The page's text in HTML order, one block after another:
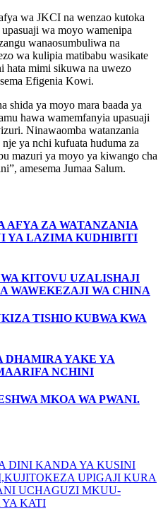
wa JKCI na wenzao kutoka
wa moyo wamenipa
wanaosumbuliwa na
wa kulipia matibabu wasikate
hata mimi sikuwa na uwezo
Efigenia Kowi.
shida ya moyo mara baada ya
hawa wamemfanyia upasuaji
Ninawaomba watanzania
ya nchi kufuata huduma za
mazuri ya moyo ya kiwango cha
amesema Jumaa Salum.
AFYA ZA WATANZANIA
YA LAZIMA KUDHIBITI
KITOVU UZALISHAJI
WAWEKEZAJI WA CHINA
TISHIO KUBWA KWA
DHAMIRA YAKE YA
NCHINI
MKOA WA PWANI.
DINI KANDA YA KUSINI
UPIGAJI KURA
UCHAGUZI MKUU-
KATI